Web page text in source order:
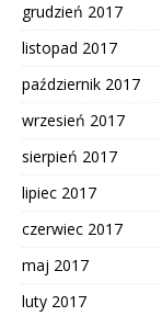
grudzień 2017
listopad 2017
październik 2017
wrzesień 2017
sierpień 2017
lipiec 2017
czerwiec 2017
maj 2017
luty 2017